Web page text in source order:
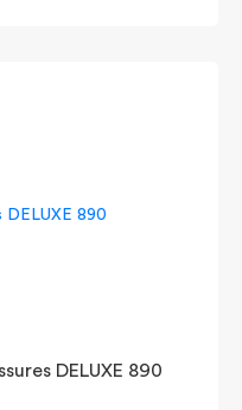
DELUXE 890